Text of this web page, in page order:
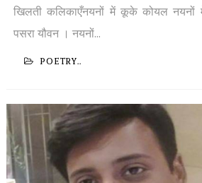
खिलती कलिकाएँनयनों में कूके कोयल नयनों
पसरा यौवन । नयनों...
POETRY..